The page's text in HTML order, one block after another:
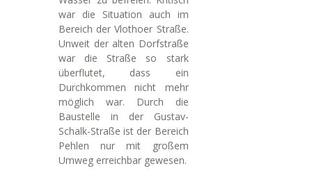
war die Situation auch im
Bereich der Vlothoer Straße.
Unweit der alten Dorfstraße
war die Straße so stark
überflutet, dass ein
Durchkommen nicht mehr
möglich war. Durch die
Baustelle in der Gustav-
Schalk-Straße ist der Bereich
Pehlen nur mit großem
Umweg erreichbar gewesen.